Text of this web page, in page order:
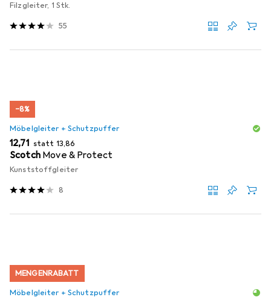
Filzgleiter, 1 Stk.
55
−8%
Möbelgleiter + Schutzpuffer
EUR
12,71 statt EUR
13,86
Scotch Move & Protect
Kunststoffgleiter
8
MENGENRABATT
Möbelgleiter + Schutzpuffer